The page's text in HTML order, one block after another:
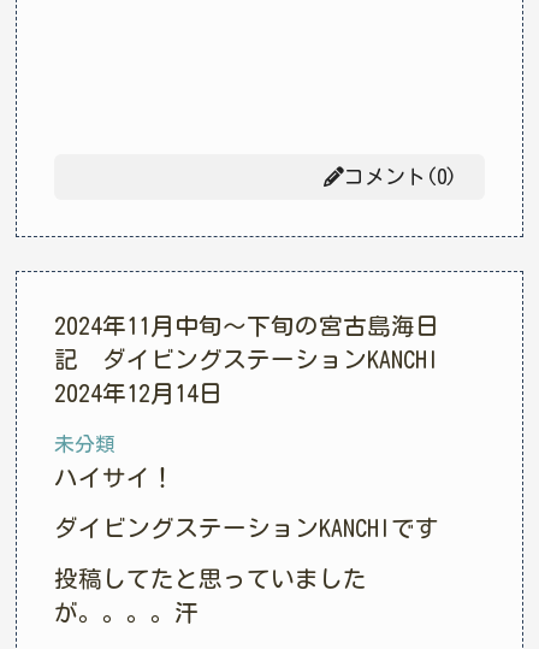
コメント(0)
2024年11月中旬〜下旬の宮古島海日
記 ダイビングステーションKANCHI
2024年12月14日
未分類
ハイサイ！
ダイビングステーションKANCHIです
投稿してたと思っていました
が。。。。汗